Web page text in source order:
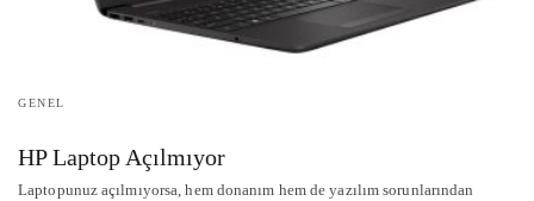
GENEL
HP Laptop Açılmıyor
Laptopunuz açılmıyorsa, hem donanım hem de yazılım sorunlarından